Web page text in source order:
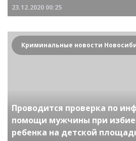
23.12.2020 00:25
Проводится проверка по
помощи мужчины при
ребенка на детской